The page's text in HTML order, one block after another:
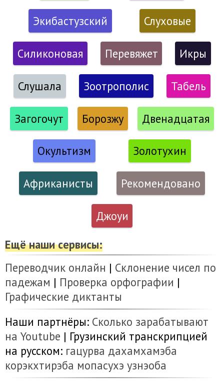
Экибастузский Слуховые
Силиконовая Перевяжет Икры
Слушала Зоотрополис Табель
Загогочут Борозжу Двенадцатая
Окультизм Золотухин
Африканисты Рекомендовано
Джоуи
Ещё наши сервисы:
Переводчик онлайн | Склонение чисел по
падежам | Проверка орфографии |
Графические диктанты
Наши партнёры: Сколько зарабатывают
на Youtube | Грузинский транскрипцией
на русском: гацурва дахамхамэба
корэкхтирэба мопасухэ узнэоба